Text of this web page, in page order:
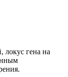
локус гена на